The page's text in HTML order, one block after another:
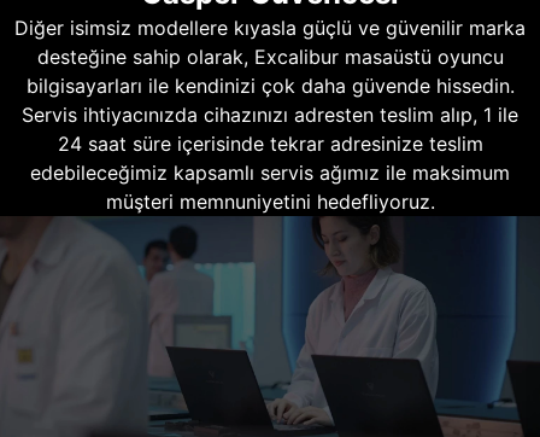
Diğer isimsiz modellere kıyasla güçlü ve güvenilir marka
desteğine sahip olarak, Excalibur masaüstü oyuncu
bilgisayarları ile kendinizi çok daha güvende hissedin.
Servis ihtiyacınızda cihazınızı adresten teslim alıp, 1 ile
24 saat süre içerisinde tekrar adresinize teslim
edebileceğimiz kapsamlı servis ağımız ile maksimum
müşteri memnuniyetini hedefliyoruz.